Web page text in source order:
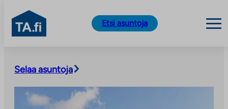
sisältöön
TA.fi
Etsi asuntoja
Selaa asuntoja